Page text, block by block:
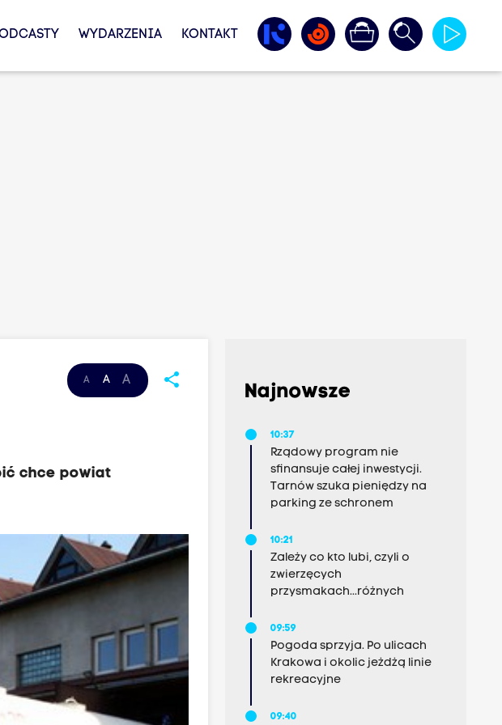
WYDARZENIA KONTAKT
A A A share
chce powiat
Najnowsze
10:37
Rządowy program nie
sfinansuje całej inwestycji.
Tarnów szuka pieniędzy na
parking ze schronem
10:21
Zależy co kto lubi, czyli o
zwierzęcych
przysmakach...różnych
09:59
Pogoda sprzyja. Po ulicach
Krakowa i okolic jeżdżą linie
rekreacyjne
09:40